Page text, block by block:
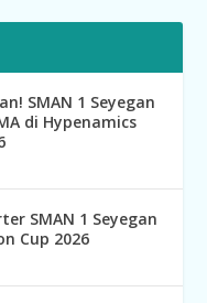
SMAN 1 Seyegan
di Hypenamics
SMAN 1 Seyegan
Cup 2026